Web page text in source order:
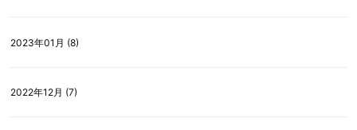
2023年01月 (8)
2022年12月 (7)